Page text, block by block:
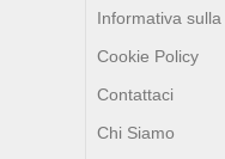
Informativa
Cookie Policy
Contattaci
Chi Siamo